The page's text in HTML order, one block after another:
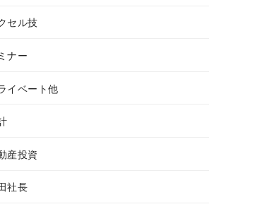
セル技
ナー
イベート他
産投資
社長